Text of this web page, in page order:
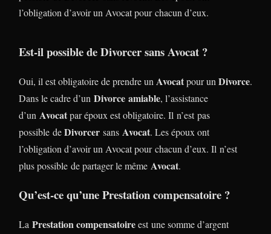
l’obligation d’avoir un Avocat pour chacun d’eux.
Est-il possible de Divorcer sans Avocat ?
Oui, il est obligatoire de prendre un Avocatpour un Divorce.
Dans le cadre d’un Divorce amiable, l’assistance
d’un Avocatpar époux est obligatoire. Il n’est pas
possible deDivorcer sans Avocat. Les époux ont
l’obligation d’avoir un Avocat pour chacun d’eux. Il n’est
plus possible de partager le même Avocat.
Qu’est-ce qu’une Prestation compensatoire ?
La Prestation compensatoireest une somme d’argent